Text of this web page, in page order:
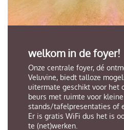
welkom in de foyer!
Onze centrale foyer, dé
Veluvine, biedt talloze
uitermate geschikt voor het
beurs met ruimte voor kleine
stands/tafelpresentaties of
Er is gratis WiFi dus het is
te (net)werken.